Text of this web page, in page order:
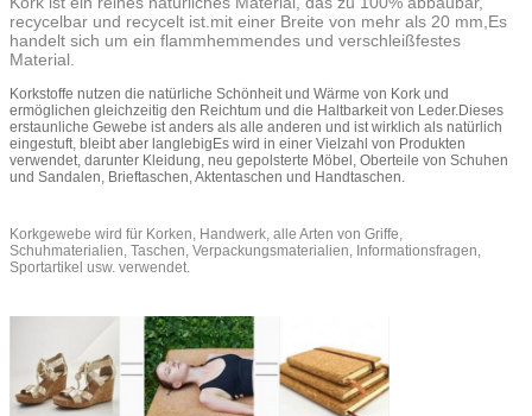
recycelbar und recycelt ist.mit einer Breite von mehr als 20 mm,Es
handelt sich um ein flammhemmendes und verschleißfestes
Material.
Korkstoffe nutzen die natürliche Schönheit und Wärme von Kork und
ermöglichen gleichzeitig den Reichtum und die Haltbarkeit von Leder.Dieses
erstaunliche Gewebe ist anders als alle anderen und ist wirklich als natürlich
eingestuft, bleibt aber langlebigEs wird in einer Vielzahl von Produkten
verwendet, darunter Kleidung, neu gepolsterte Möbel, Oberteile von Schuhen
und Sandalen, Brieftaschen, Aktentaschen und Handtaschen.
Korkgewebe wird für Korken, Handwerk, alle Arten von Griffe,
Schuhmaterialien, Taschen, Verpackungsmaterialien, Informationsfragen,
Sportartikel usw. verwendet.